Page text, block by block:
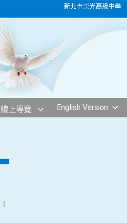
新北市崇光高級中學
線上導覽 English Version
|